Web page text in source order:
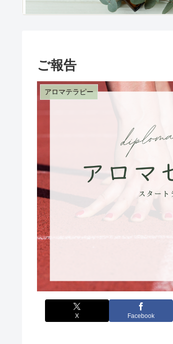
ご報告
アロマテラピー
X Facebook